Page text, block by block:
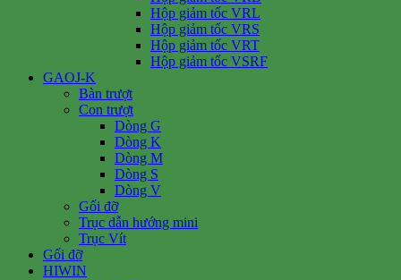
Hộp giảm tốc VRL
Hộp giảm tốc VRS
Hộp giảm tốc VRT
Hộp giảm tốc VSRF
GAOJ-K
Bàn trượt
Con trượt
Dòng G
Dòng K
Dòng M
Dòng S
Dòng V
Gối đỡ
Trục dẫn hướng mini
Trục Vít
Gối đỡ
HIWIN